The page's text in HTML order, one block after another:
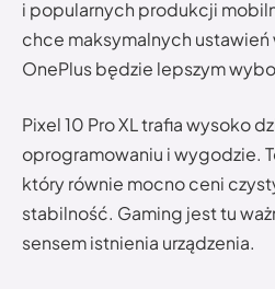
i popularnych produkcji
chce maksymalnych ustawień
OnePlus będzie lepszym
Pixel 10 Pro XL trafia wysoko
oprogramowaniu i wygodzie.
który równie mocno ceni
stabilność. Gaming jest tu
sensem istnienia urządzenia.